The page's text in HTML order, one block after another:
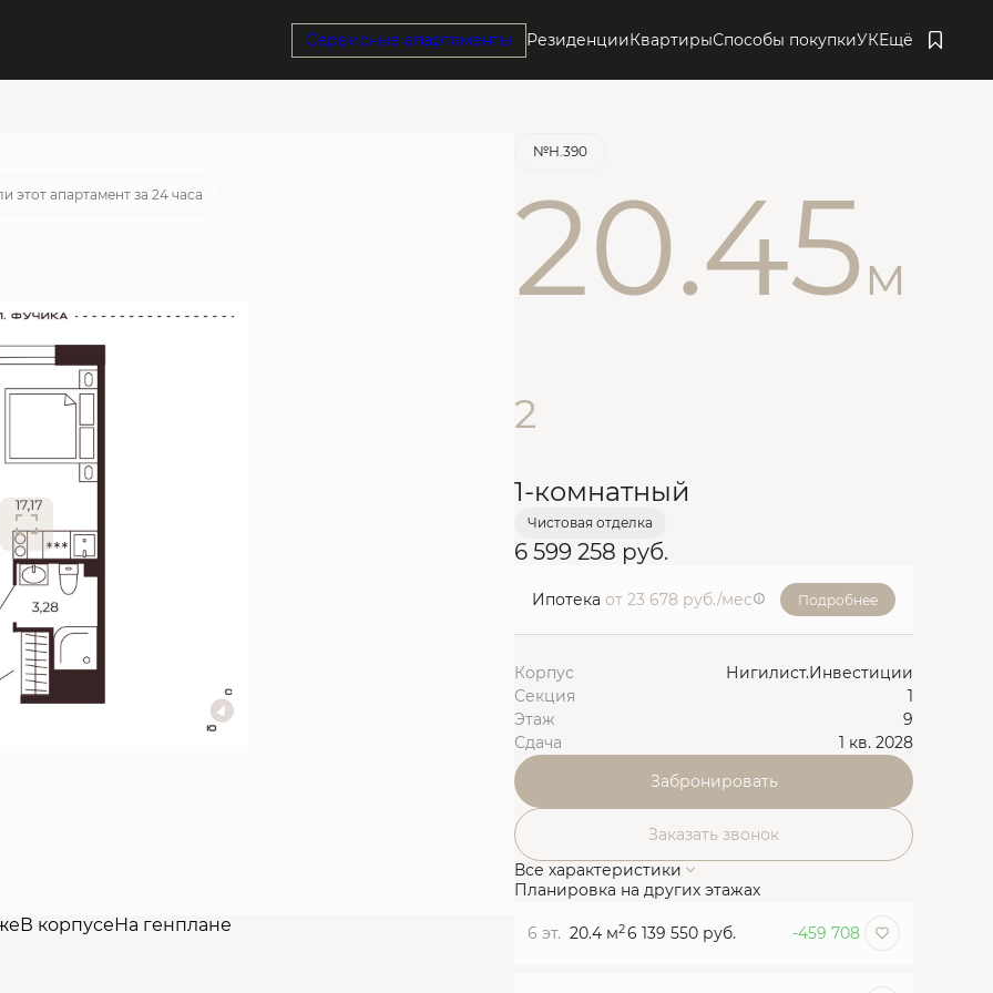
Сервисные апартаменты РезиденцииКвартирыСпособы покупкиУКЕщё
Забронировать
этот апартамент за 24 часа
В корпусеНа генплане
№Н.390
20.45м
2
1-комнатный
Чистовая отделка
6 599 258 руб.
Ипотека от 23 678 руб./мес Подробнее
Корпус
Нигилист.Инвестиции
Секция
1
Этаж
9
Сдача
1 кв. 2028
Забронировать
Заказать звонок
Все характеристики
Планировка на других этажах
6 эт. 20.4 м26 139 550 руб. -459 708